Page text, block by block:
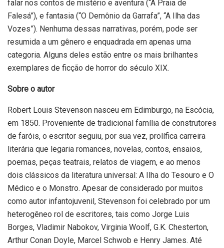
falar nos contos de mistério e aventura (“A Praia de
Falesá”), e fantasia (“O Demônio da Garrafa”, “A Ilha das
Vozes”). Nenhuma dessas narrativas, porém, pode ser
resumida a um gênero e enquadrada em apenas uma
categoria. Alguns deles estão entre os mais brilhantes
exemplares de ficção de horror do século XIX.
Sobre o autor
Robert Louis Stevenson nasceu em Edimburgo, na Escócia,
em 1850. Proveniente de tradicional família de construtores
de faróis, o escritor seguiu, por sua vez, prolífica carreira
literária que legaria romances, novelas, contos, ensaios,
poemas, peças teatrais, relatos de viagem, e ao menos
dois clássicos da literatura universal: A Ilha do Tesouro e O
Médico e o Monstro. Apesar de considerado por muitos
como autor infantojuvenil, Stevenson foi celebrado por um
heterogêneo rol de escritores, tais como Jorge Luis
Borges, Vladimir Nabokov, Virginia Woolf, G.K. Chesterton,
Arthur Conan Doyle, Marcel Schwob e Henry James. Até